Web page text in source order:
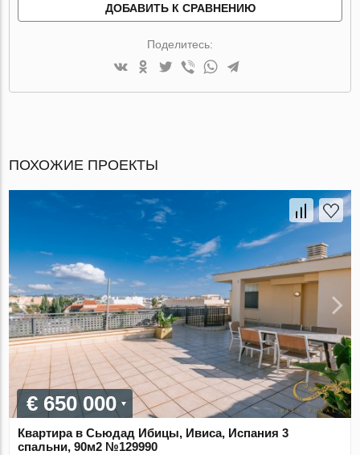
ДОБАВИТЬ К СРАВНЕНИЮ
Поделитесь:
ПОХОЖИЕ ПРОЕКТЫ
€ 650 000
Квартира в Сьюдад Ибицы, Ивиса, Испания 3
спальни, 90м2 №129990